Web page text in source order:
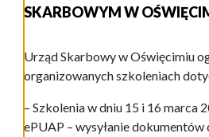
SKARBOWYM W
Urząd Skarbowy w Oświęcimiu
organizowanych szkoleniach
– Szkolenia w dniu 15 i 16 marca
ePUAP – wysyłanie